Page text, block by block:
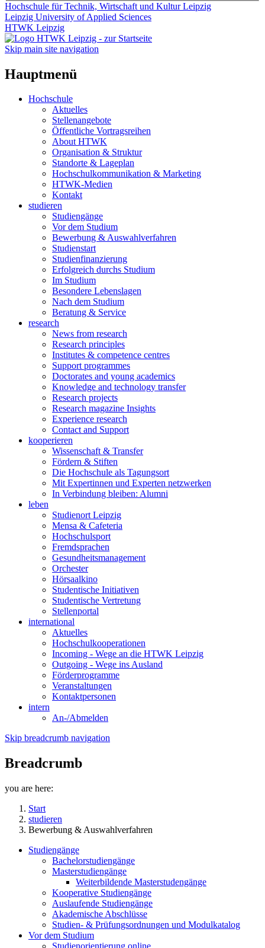
Hochschule für Technik, Wirtschaft und Kultur Leipzig
Leipzig University of Applied Sciences
HTWK Leipzig
Skip main site navigation
Hauptmenü
Hochschule
Aktuelles
Stellenangebote
Öffentliche Vortragsreihen
About HTWK
Organisation & Struktur
Standorte & Lageplan
Hochschulkommunikation & Marketing
HTWK-Medien
Kontakt
studieren
Studiengänge
Vor dem Studium
Bewerbung & Auswahlverfahren
Studienstart
Studienfinanzierung
Erfolgreich durchs Studium
Im Studium
Besondere Lebenslagen
Nach dem Studium
Beratung & Service
research
News from research
Research principles
Institutes & competence centres
Support programmes
Doctorates and young academics
Knowledge and technology transfer
Research projects
Research magazine Insights
Experience research
Contact and Support
kooperieren
Wissenschaft & Transfer
Fördern & Stiften
Die Hochschule als Tagungsort
Mit Expertinnen und Experten netzwerken
In Verbindung bleiben: Alumni
leben
Studienort Leipzig
Mensa & Cafeteria
Hochschulsport
Fremdsprachen
Gesundheitsmanagement
Orchester
Hörsaalkino
Studentische Initiativen
Studentische Vertretung
Stellenportal
international
Aktuelles
Hochschulkooperationen
Incoming - Wege an die HTWK Leipzig
Outgoing - Wege ins Ausland
Förderprogramme
Veranstaltungen
Kontaktpersonen
intern
An-/Abmelden
Skip breadcrumb navigation
Breadcrumb
you are here:
Start
studieren
Bewerbung & Auswahlverfahren
Studiengänge
Bachelorstudiengänge
Masterstudiengänge
Weiterbildende Masterstudengänge
Kooperative Studiengänge
Auslaufende Studiengänge
Akademische Abschlüsse
Studien- & Prüfungsordnungen und Modulkatalog
Vor dem Studium